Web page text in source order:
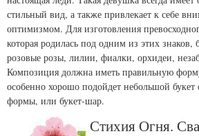
стильный вид, а также привлекает к себе
оптимизмом. Для изготовления
которая родилась под одним из этих знаков,
розовые розы, лилии, фиалки, орхидеи,
Композиция должна иметь правильную
особенно хорошо подойдет небольшой букет
формы, или букет-шар.
Стихия Огня.